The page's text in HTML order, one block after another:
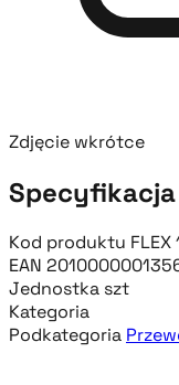
Zdjęcie wkrótce
Kod produktu FLEX
EAN
Jednostka szt
Kategoria
Podkategoria